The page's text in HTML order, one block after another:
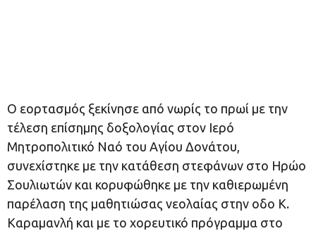
Ο εορτασμός ξεκίνησε από νωρίς το πρωί με την
τέλεση επίσημης δοξολογίας στον Ιερό
Μητροπολιτικό Ναό του Αγίου Δονάτου,
συνεχίστηκε με την κατάθεση στεφάνων στο Ηρώο
Σουλιωτών και κορυφώθηκε με την καθιερωμένη
παρέλαση της μαθητιώσας νεολαίας στην οδο Κ.
Καραμανλή και με το χορευτικό πρόγραμμα στο